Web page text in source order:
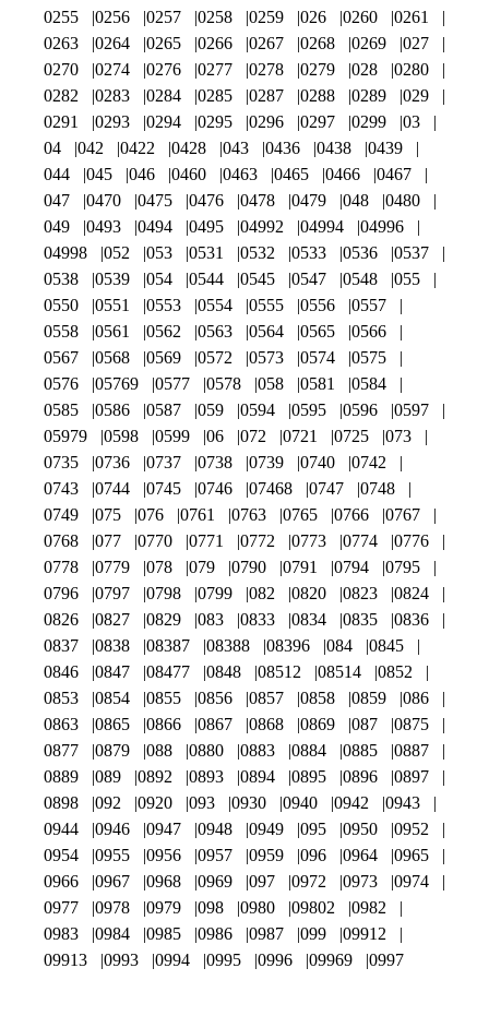
0255
0256 0257 0258 0259 026 0260
0261
0263
0264 0265 0266 0267 0268 0269
027
0270
0274 0276 0277 0278 0279 028
0280
0282
0283 0284 0285 0287 0288 0289
029
0291
0293 0294 0295 0296 0297 0299
03
04
042 0422 0428 043 0436 0438
0439
044
045 046 0460 0463 0465 0466
0467
047
0470 0475 0476 0478 0479 048
0480
049
0493 0494 0495 04992 04994
04996
04998
052 053 0531 0532 0533 0536
0537
0538
0539 054 0544 0545 0547 0548
055
0550
0551 0553 0554 0555 0556
0557
0558
0561 0562 0563 0564 0565
0566
0567
0568 0569 0572 0573 0574
0575
0576
05769 0577 0578 058 0581
0584
0585
0586 0587 059 0594 0595 0596
0597
05979
0598 0599 06 072 0721 0725
073
0735
0736 0737 0738 0739 0740
0742
0743
0744 0745 0746 07468 0747
0748
0749
075 076 0761 0763 0765 0766
0767
0768
077 0770 0771 0772 0773 0774
0776
0778
0779 078 079 0790 0791 0794
0795
0796
0797 0798 0799 082 0820 0823
0824
0826
0827 0829 083 0833 0834 0835
0836
0837
0838 08387 08388 08396 084
0845
0846
0847 08477 0848 08512 08514
0852
0853
0854 0855 0856 0857 0858 0859
086
0863
0865 0866 0867 0868 0869 087
0875
0877
0879 088 0880 0883 0884 0885
0887
0889
089 0892 0893 0894 0895 0896
0897
0898
092 0920 093 0930 0940 0942
0943
0944
0946 0947 0948 0949 095 0950
0952
0954
0955 0956 0957 0959 096 0964
0965
0966
0967 0968 0969 097 0972 0973
0974
0977
0978 0979 098 0980 09802
0982
0983
0984 0985 0986 0987 099
09912
09913
0993 0994 0995 0996 09969 0997